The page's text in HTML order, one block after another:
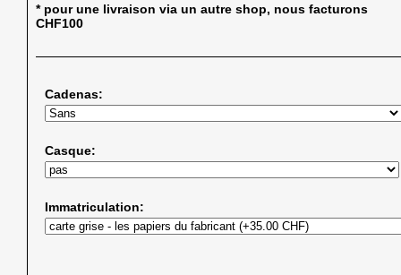
* pour une livraison via un autre shop, nous facturons
CHF100
Cadenas:
Casque:
Immatriculation: